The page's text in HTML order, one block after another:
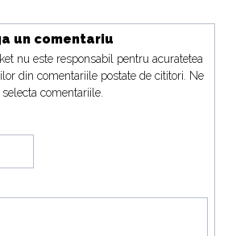
un comentariu
nu este responsabil pentru acuratetea
din comentariile postate de cititori. Ne
comentariile.